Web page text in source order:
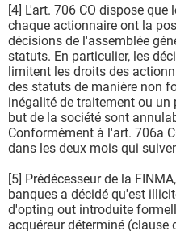
[4] L'art. 706 CO dispose
chaque actionnaire ont la
décisions de l'assemblée
statuts. En particulier, les
limitent les droits des
des statuts de manière non
inégalité de traitement ou
but de la société sont
Conformément à l'art. 706a
dans les deux mois qui
[5] Prédécesseur de la
banques a décidé qu'est
d'opting out introduite
acquéreur déterminé